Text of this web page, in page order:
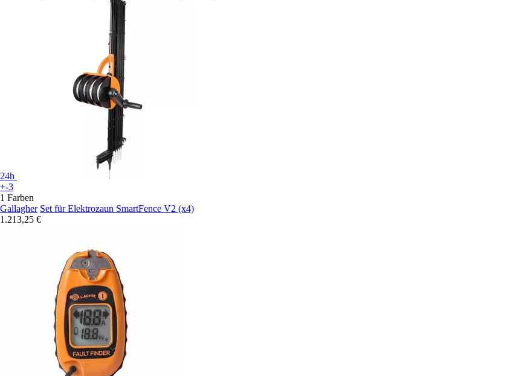
24h
+-3
1 Farben
Gallagher Set für Elektrozaun SmartFence V2 (x4)
1.213,25 €